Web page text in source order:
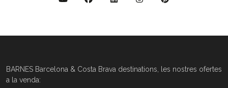
BARNES Barcelona & Costa Brava destinations, les nostres ofertes
a la venda: